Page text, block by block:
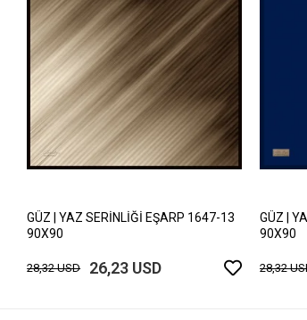
GÜZ | YAZ SERİNLİĞİ EŞARP 1647-13
90X90
28,32 USD 26,23 USD
GÜZ |
90X90
28,32